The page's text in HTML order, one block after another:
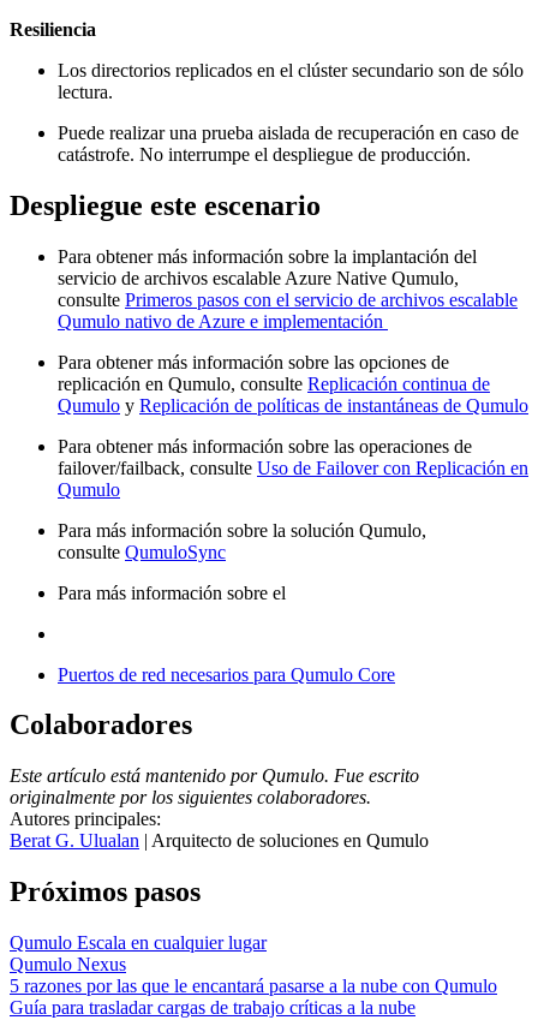
Resiliencia
Los directorios replicados en el clúster secundario son de sólo
lectura.
Puede realizar una prueba aislada de recuperación en caso de
catástrofe. No interrumpe el despliegue de producción.
Despliegue este escenario
Para obtener más información sobre la implantación del
servicio de archivos escalable Azure Native Qumulo,
consulte Primeros pasos con el servicio de archivos escalable
Qumulo nativo de Azure e implementación
Para obtener más información sobre las opciones de
replicación en Qumulo, consulte Replicación continua de
Qumulo y Replicación de políticas de instantáneas de Qumulo
Para obtener más información sobre las operaciones de
failover/failback, consulte Uso de Failover con Replicación en
Qumulo
Para más información sobre la solución Qumulo,
consulte QumuloSync
Para más información sobre el
Puertos de red necesarios para Qumulo Core
Colaboradores
Este artículo está mantenido por Qumulo. Fue escrito
originalmente por los siguientes colaboradores.
Autores principales:
Berat G. Ulualan | Arquitecto de soluciones en Qumulo
Próximos pasos
Qumulo Escala en cualquier lugar
Qumulo Nexus
5 razones por las que le encantará pasarse a la nube con Qumulo
Guía para trasladar cargas de trabajo críticas a la nube